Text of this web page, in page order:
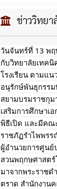
ข่าววิทย
วันจันทร์ที่ 13 พฤ
กับวิทยาลัยเทค
โรงเรียน ตามแน
อนุรักษ์พันธุกรรม
สยามบรมราชกุม
เสริมการศึกษาเ
พิธีเปิด และมีคณ
ราชภัฏรำไพพร
ผู้อำนวยการศูนย์
สวนพฤกษศาสตร์
มาจากพระราชด
ตราด สำนักงาน